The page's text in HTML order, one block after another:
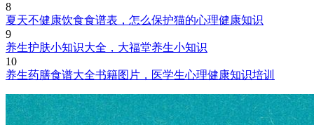
8
夏天不健康饮食食谱表，怎么保护猫的心理健康知识
9
养生护肤小知识大全，大福堂养生小知识
10
养生药膳食谱大全书籍图片，医学生心理健康知识培训